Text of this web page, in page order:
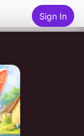
Sign In